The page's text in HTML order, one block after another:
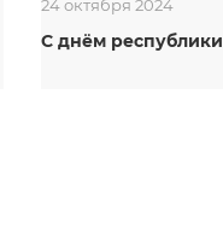
24 октября 2024
С днём республики